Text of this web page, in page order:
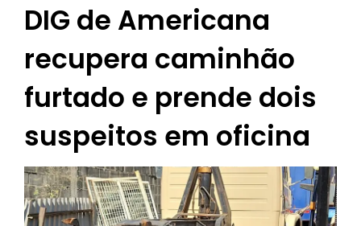
DIG de Americana
recupera caminhão
furtado e prende dois
suspeitos em oficina